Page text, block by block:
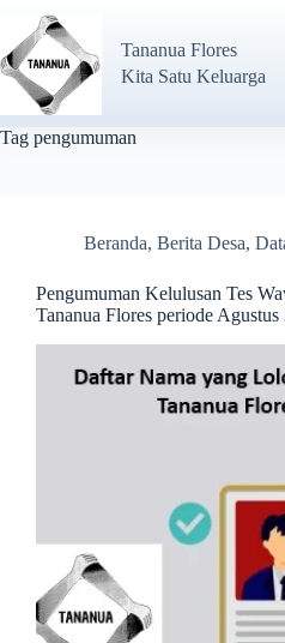
Tananua Flores
Kita Satu Keluarga
Tag pengumuman
Beranda, Berita Desa,
Pengumuman Kelulusan Tes
Tananua Flores periode Agustus